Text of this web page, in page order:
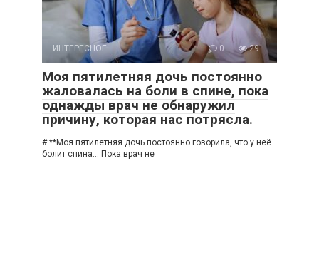
ИНТЕРЕСНОЕ 0 29
Моя пятилетняя дочь постоянно
жаловалась на боли в спине, пока
однажды врач не обнаружил
причину, которая нас потрясла.
# **Моя пятилетняя дочь постоянно говорила, что у неё
болит спина… Пока врач не